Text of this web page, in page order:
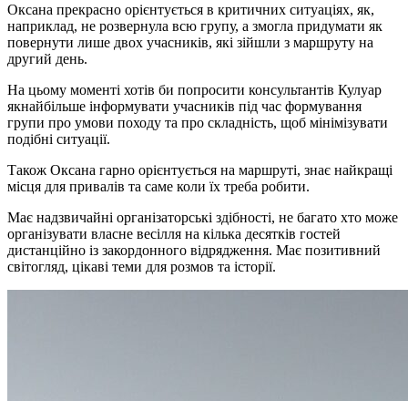
Оксана прекрасно орієнтується в критичних ситуаціях, як,
наприклад, не розвернула всю групу, а змогла придумати як
повернути лише двох учасників, які зійшли з маршруту на
другий день.
На цьому моменті хотів би попросити консультантів Кулуар
якнайбільше інформувати учасників під час формування
групи про умови походу та про складність, щоб мінімізувати
подібні ситуації.
Також Оксана гарно орієнтується на маршруті, знає найкращі
місця для привалів та саме коли їх треба робити.
Має надзвичайні організаторські здібності, не багато хто може
організувати власне весілля на кілька десятків гостей
дистанційно із закордонного відрядження. Має позитивний
світогляд, цікаві теми для розмов та історії.